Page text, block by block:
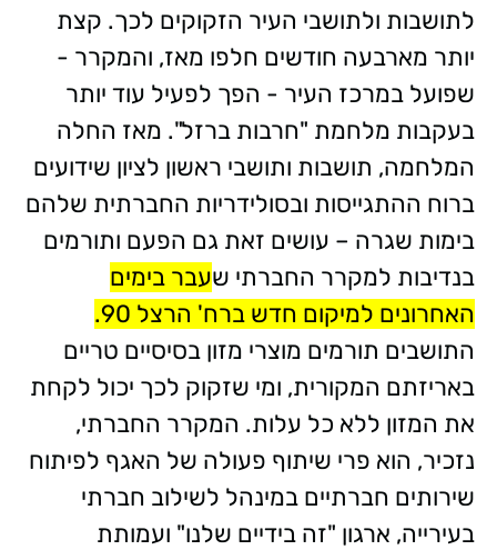
לתושבות ולתושבי העיר הזקוקים לכך. קצת
יותר מארבעה חודשים חלפו מאז, והמקרר -
שפועל במרכז העיר - הפך לפעיל עוד יותר
בעקבות מלחמת "חרבות ברזל". מאז החלה
המלחמה, תושבות ותושבי ראשון לציון שידועים
ברוח ההתגייסות ובסולידריות החברתית שלהם
בימות שגרה – עושים זאת גם הפעם ותורמים
בנדיבות למקרר החברתי שעבר בימים
האחרונים למיקום חדש ברח' הרצל 90.
התושבים תורמים מוצרי מזון בסיסיים טריים
באריזתם המקורית, ומי שזקוק לכך יכול לקחת
את המזון ללא כל עלות. המקרר החברתי,
נזכיר, הוא פרי שיתוף פעולה של האגף לפיתוח
שירותים חברתיים במינהל לשילוב חברתי
בעירייה, ארגון "זה בידיים שלנו" ועמותת